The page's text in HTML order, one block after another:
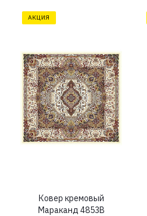
АКЦИЯ
Ковер кремовый
Мараканд 4853B